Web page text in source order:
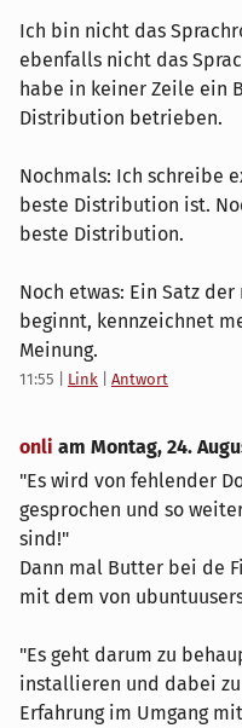
Ich bin nicht das
ebenfalls nicht das
habe in keiner Zeile ein
Distribution betrieben.
Nochmals: Ich schreibe
beste Distribution ist.
beste Distribution.
Noch etwas: Ein Satz
beginnt, kennzeichnet
Meinung.
11:55 Link Antwort
onli am Montag, 24.
"Es wird von fehlender
gesprochen und so
sind!"
Dann mal Butter bei de
mit dem von
"Es geht darum zu
installieren und dabei
Erfahrung im Umgang